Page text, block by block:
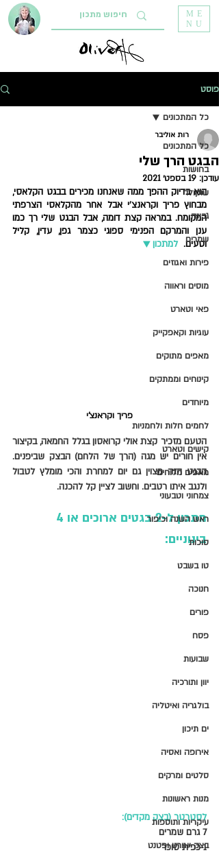
ME
NU
פוסט
כל המתכונים
בחושות
שוקולד
גבינה
שמרים
פירות ואגוזים
מוסים וראווה
פאי וטארט
עוגיות וקאפקייק
מאפים מתוקים
קינוחים וממתקים
מיוחדים
לחמים חלות ולחמניות
קישים וטארט
מאפים מלוחים
צמחוני וטבעוני
ראש השנה וכיפור
סוכות
טו בשבט
חנוכה
פורים
פסח
שבועות
יוון ותורכיה
בולגריה ואיטליה
ים תיכון
אירופה ואסיה
סלטים ומרקים
מנות ראשונות
עיקריות ותוספות
בצק יוגורט ופטנט
כל המתכונים
הבגט הרך שלי
רות אוליבר
עודכן: 19 בספט׳ 2021
וטעים. למתכון ▼
פריך וקראנצ'י
ולנגב איתו רטבים. וחשוב לציין קל להכנה.
בינוניים:
לסטרטר (בצק מקדים):
7 גרם שמרים
1 כפית סוכר